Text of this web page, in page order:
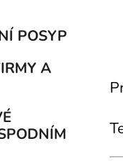
POSYP
A